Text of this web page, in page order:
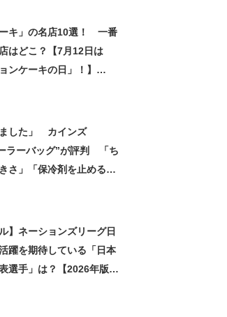
キ」の名店10選！ 一番
はどこ？【7月12日は
ンケーキの日」！】
ました」 カインズ
ラーバッグ”が評判 「ち
さ」「保冷剤を止めるベ
】ネーションズリーグ日
躍を期待している「日本
選手」は？【2026年版・